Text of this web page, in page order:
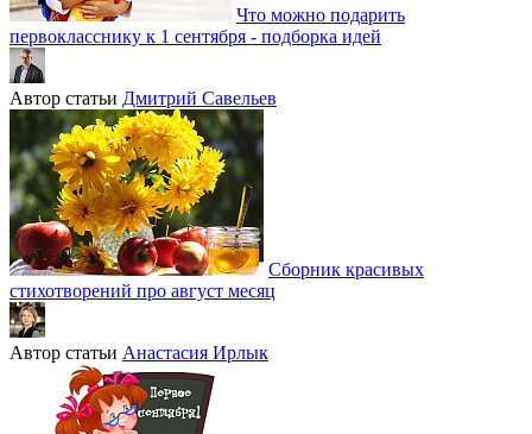
Что можно подарить
первокласснику к 1 сентября - подборка идей
Автор статьи Дмитрий Савельев
Сборник красивых
стихотворений про август месяц
Автор статьи Анастасия Ирлык